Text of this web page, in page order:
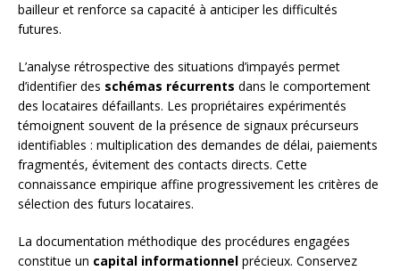
bailleur et renforce sa capacité à anticiper les difficultés
futures.
L’analyse rétrospective des situations d’impayés permet
d’identifier des schémas récurrents dans le comportement
des locataires défaillants. Les propriétaires expérimentés
témoignent souvent de la présence de signaux précurseurs
identifiables : multiplication des demandes de délai, paiements
fragmentés, évitement des contacts directs. Cette
connaissance empirique affine progressivement les critères de
sélection des futurs locataires.
La documentation méthodique des procédures engagées
constitue un capital informationnel précieux. Conservez